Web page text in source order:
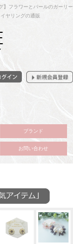
】フラワーとパールのガーリー
ヤリングの通販
ブランド
お問い合わせ